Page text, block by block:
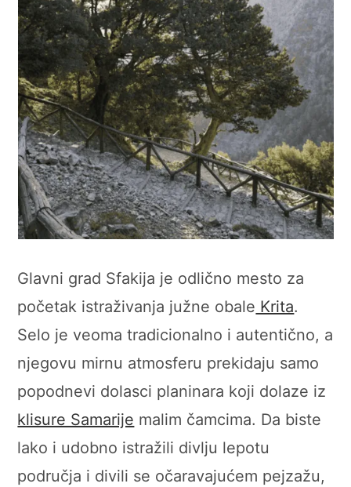
Glavni grad Sfakija je odlično mesto za
početak istraživanja južne obale Krita.
Selo je veoma tradicionalno i autentično, a
njegovu mirnu atmosferu prekidaju samo
popodnevi dolasci planinara koji dolaze iz
klisure Samarije malim čamcima. Da biste
lako i udobno istražili divlju lepotu
područja i divili se očaravajućem pejzažu,